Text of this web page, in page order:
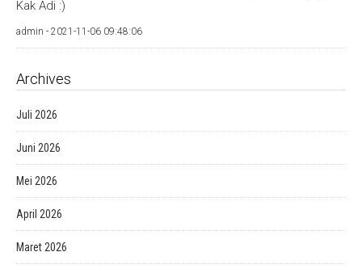
Kak Adi :)
admin - 2021-11-06 09:48:06
Archives
Juli 2026
Juni 2026
Mei 2026
April 2026
Maret 2026